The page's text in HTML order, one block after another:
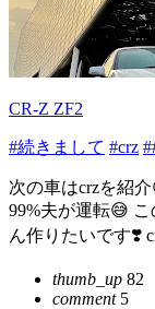
CR-Z ZF2
#続きまして #crz
次の車はcrzを紹
99%夫が運転😅
ん作りたいです❣️
thumb_up 82
comment5